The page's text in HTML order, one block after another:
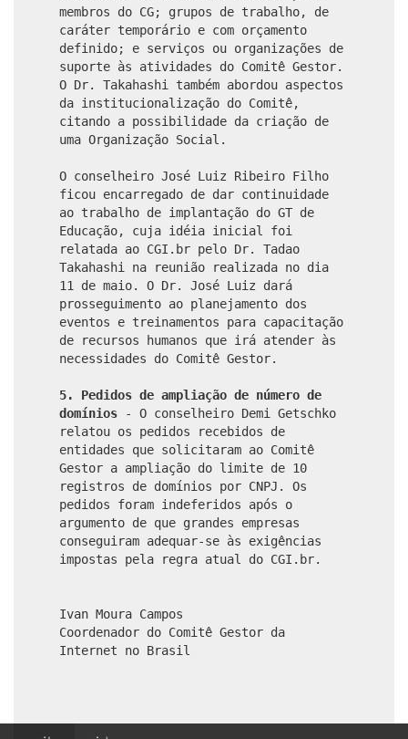
membros do CG; grupos de trabalho, de
caráter temporário e com orçamento
definido; e serviços ou organizações de
suporte às atividades do Comitê Gestor.
O Dr. Takahashi também abordou aspectos
da institucionalização do Comitê,
citando a possibilidade da criação de
uma Organização Social.
O conselheiro José Luiz Ribeiro Filho
ficou encarregado de dar continuidade
ao trabalho de implantação do GT de
Educação, cuja idéia inicial foi
relatada ao CGI.br pelo Dr. Tadao
Takahashi na reunião realizada no dia
11 de maio. O Dr. José Luiz dará
prosseguimento ao planejamento dos
eventos e treinamentos para capacitação
de recursos humanos que irá atender às
necessidades do Comitê Gestor.
5.
Pedidos de ampliação de número de
domínios
- O conselheiro Demi Getschko
relatou os pedidos recebidos de
entidades que solicitaram ao Comitê
Gestor a ampliação do limite de 10
registros de domínios por CNPJ. Os
pedidos foram indeferidos após o
argumento de que grandes empresas
conseguiram adequar-se às exigências
impostas pela regra atual do CGI.br.
Ivan Moura Campos
Coordenador do Comitê Gestor da
Internet no Brasil